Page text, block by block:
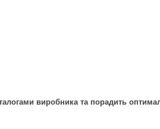
виробника та порадить